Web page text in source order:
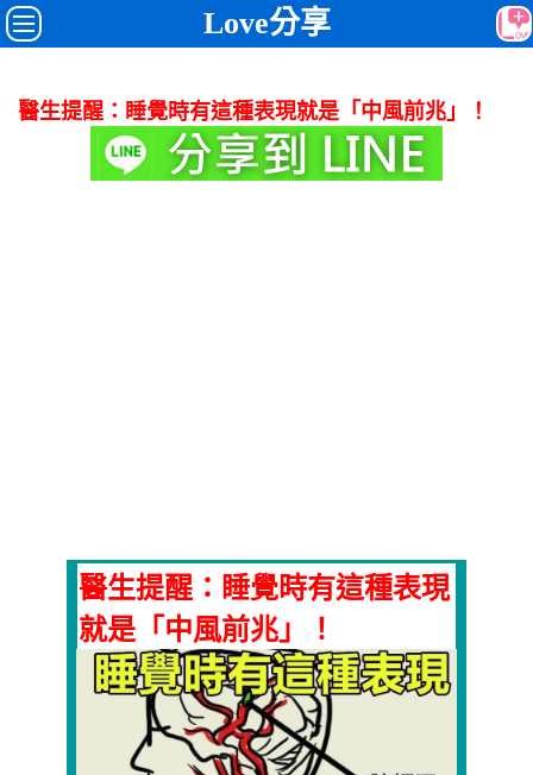
Love分享
醫生提醒：睡覺時有這種表現就是「中風前兆」！
醫生提醒：睡覺時有這種表現
就是「中風前兆」！